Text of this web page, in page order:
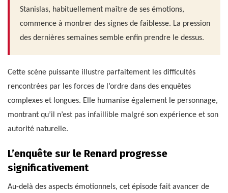
Stanislas, habituellement maître de ses émotions,
commence à montrer des signes de faiblesse. La pression
des dernières semaines semble enfin prendre le dessus.
Cette scène puissante illustre parfaitement les difficultés
rencontrées par les forces de l’ordre dans des enquêtes
complexes et longues. Elle humanise également le personnage,
montrant qu’il n’est pas infaillible malgré son expérience et son
autorité naturelle.
L’enquête sur le Renard progresse
significativement
Au-delà des aspects émotionnels, cet épisode fait avancer de